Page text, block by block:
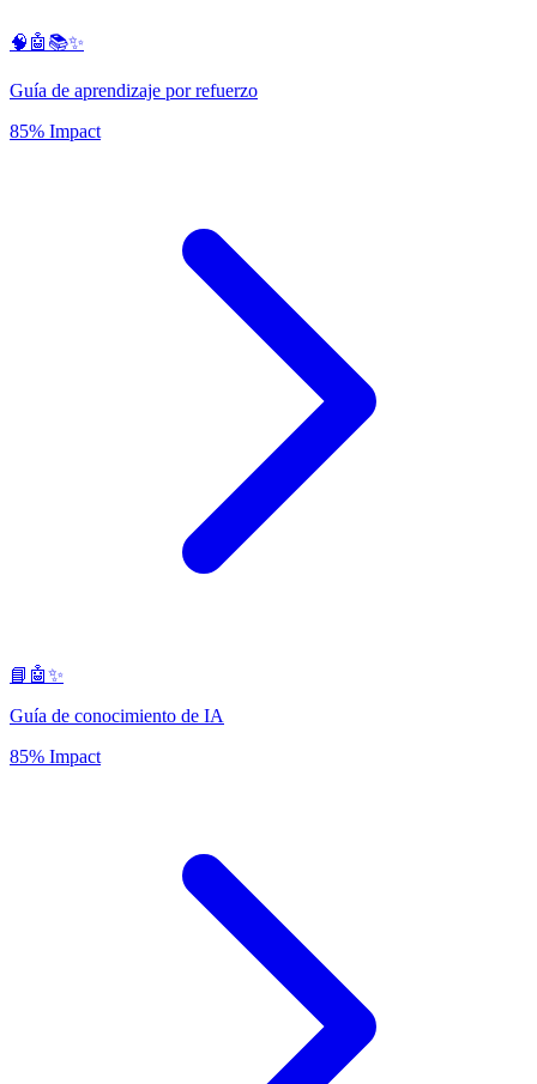
🧠🤖📚✨
Guía de aprendizaje por refuerzo
85% Impact
📘🤖✨
Guía de conocimiento de IA
85% Impact